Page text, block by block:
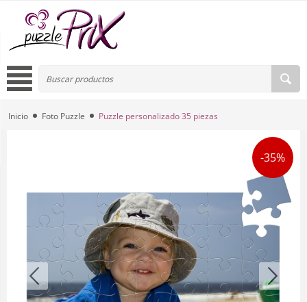
Inicio Foto Puzzle Puzzle personalizado 35 piezas
-35%